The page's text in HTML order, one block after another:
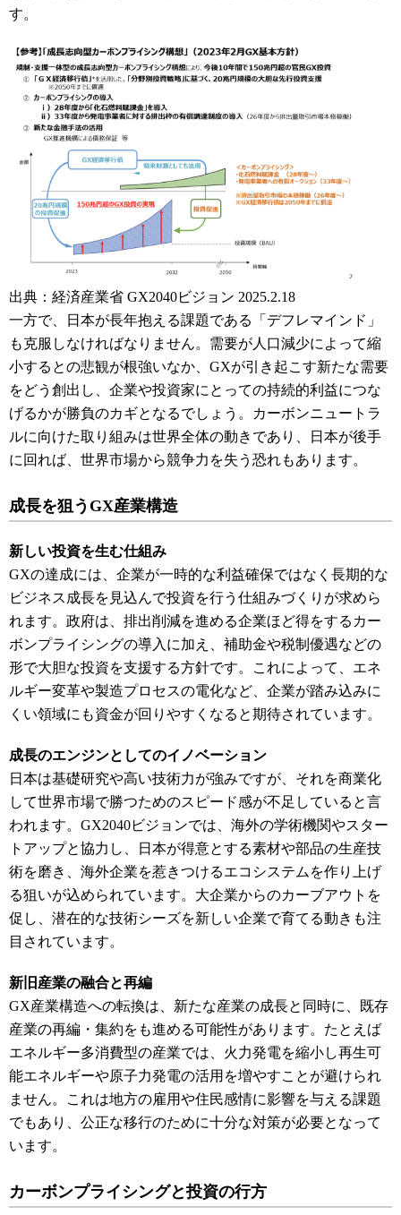
す。
出典：経済産業省 GX2040ビジョン 2025.2.18
一方で、日本が長年抱える課題である「デフレマインド」
も克服しなければなりません。需要が人口減少によって縮
小するとの悲観が根強いなか、GXが引き起こす新たな需要
をどう創出し、企業や投資家にとっての持続的利益につな
げるかが勝負のカギとなるでしょう。カーボンニュートラ
ルに向けた取り組みは世界全体の動きであり、日本が後手
に回れば、世界市場から競争力を失う恐れもあります。
成長を狙うGX産業構造
新しい投資を生む仕組み
GXの達成には、企業が一時的な利益確保ではなく長期的な
ビジネス成長を見込んで投資を行う仕組みづくりが求めら
れます。政府は、排出削減を進める企業ほど得をするカー
ボンプライシングの導入に加え、補助金や税制優遇などの
形で大胆な投資を支援する方針です。これによって、エネ
ルギー変革や製造プロセスの電化など、企業が踏み込みに
くい領域にも資金が回りやすくなると期待されています。
成長のエンジンとしてのイノベーション
日本は基礎研究や高い技術力が強みですが、それを商業化
して世界市場で勝つためのスピード感が不足していると言
われます。GX2040ビジョンでは、海外の学術機関やスター
トアップと協力し、日本が得意とする素材や部品の生産技
術を磨き、海外企業を惹きつけるエコシステムを作り上げ
る狙いが込められています。大企業からのカーブアウトを
促し、潜在的な技術シーズを新しい企業で育てる動きも注
目されています。
新旧産業の融合と再編
GX産業構造への転換は、新たな産業の成長と同時に、既存
産業の再編・集約をも進める可能性があります。たとえば
エネルギー多消費型の産業では、火力発電を縮小し再生可
能エネルギーや原子力発電の活用を増やすことが避けられ
ません。これは地方の雇用や住民感情に影響を与える課題
でもあり、公正な移行のために十分な対策が必要となって
います。
カーボンプライシングと投資の行方